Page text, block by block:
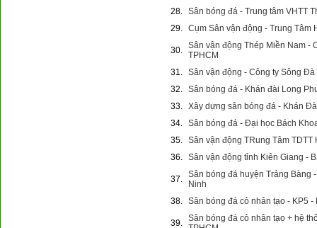
28. Sân bóng đá - Trung tâm VHTT
29. Cụm Sân vận động - Trung Tâm
30. Sân vận động Thép Miền Nam -
TPHCM
31. Sân vận động - Công ty Sông
32. Sân bóng đá - Khán đài Long
33. Xây dựng sân bóng đá - Khán
34. Sân bóng đá - Đại học Bách
35. Sân vận động TRung Tâm
36. Sân vận động tỉnh Kiên Giang -
37. Sân bóng đá huyện Trảng Bàng
Ninh
38. Sân bóng đá cỏ nhân tạo - KP5
39. Sân bóng đá cỏ nhân tạo + hệ